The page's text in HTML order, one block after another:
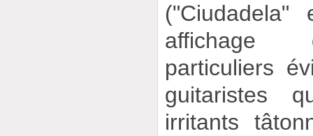
("Ciudadela"
affichage
particuliers
guitaristes
irritants